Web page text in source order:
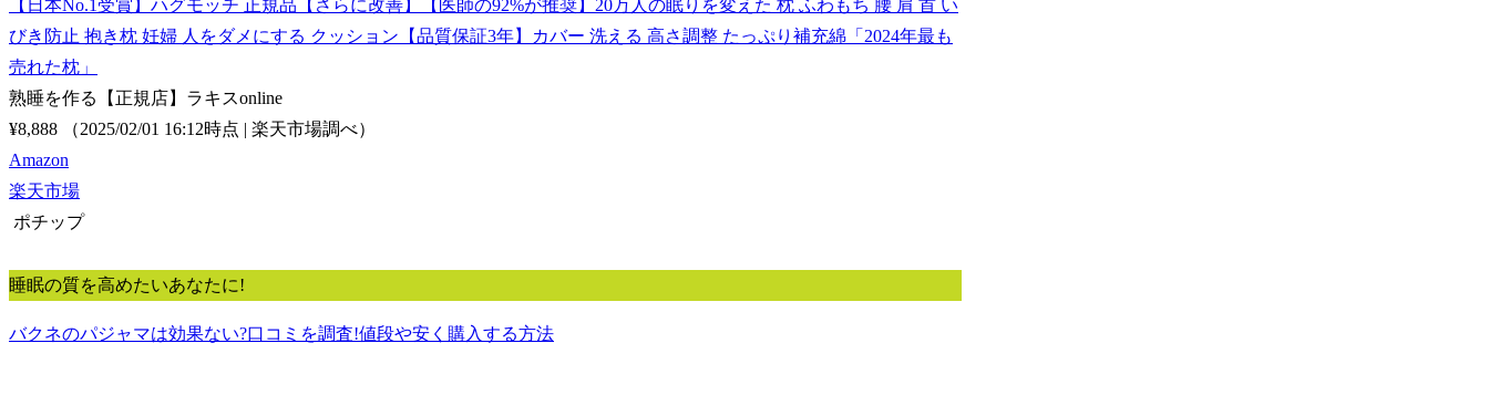
【日本No.1受賞】ハグモッチ 正規品【さらに改善】【医師の92%が推奨】20万人の眠りを変えた 枕 ふわもち 腰 肩 首 い
びき防止 抱き枕 妊婦 人をダメにする クッション【品質保証3年】カバー 洗える 高さ調整 たっぷり補充綿「2024年最も
売れた枕」
熟睡を作る【正規店】ラキスonline
¥8,888
（2025/02/01 16:12時点 | 楽天市場調べ）
Amazon
楽天市場
ポチップ
睡眠の質を高めたいあなたに!
バクネのパジャマは効果ない?口コミを調査!値段や安く購入する方法